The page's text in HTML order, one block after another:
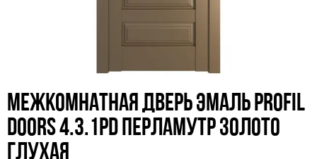
Межкомнатная дверь эмаль Profil
Doors 4.3.1PD перламутр золото
глухая